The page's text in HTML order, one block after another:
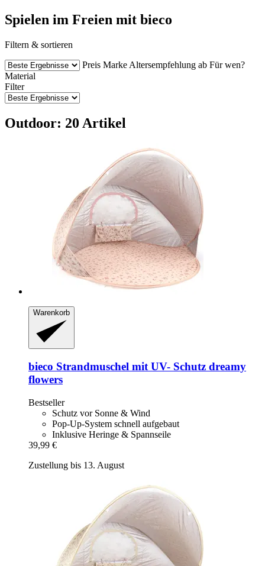
Spielen im Freien mit bieco
Filtern & sortieren
Preis Marke Altersempfehlung ab Für wen?
Material
Filter
Outdoor: 20 Artikel
Warenkorb
bieco Strandmuschel mit UV-​ Schutz dreamy
flowers
Bestseller
Schutz vor Sonne & Wind
Pop-Up-System schnell aufgebaut
Inklusive Heringe & Spannseile
39,99 €
Zustellung bis 13. August